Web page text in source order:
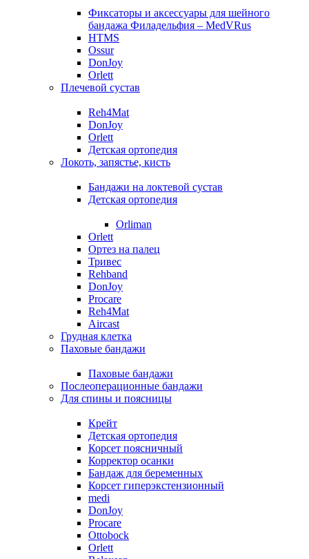
Фиксаторы и аксессуары для шейного
бандажа Филадельфия – MedVRus
HTMS
Ossur
DonJoy
Orlett
Плечевой сустав
Reh4Mat
DonJoy
Orlett
Детская ортопедия
Локоть, запястье, кисть
Бандажи на локтевой сустав
Детская ортопедия
Orliman
Orlett
Ортез на палец
Тривес
Rehband
DonJoy
Procare
Reh4Mat
Aircast
Грудная клетка
Паховые бандажи
Паховые бандажи
Послеоперационные бандажи
Для спины и поясницы
Крейт
Детская ортопедия
Корсет поясничный
Корректор осанки
Бандаж для беременных
Корсет гиперэкстензионный
medi
DonJoy
Procare
Ottobock
Orlett